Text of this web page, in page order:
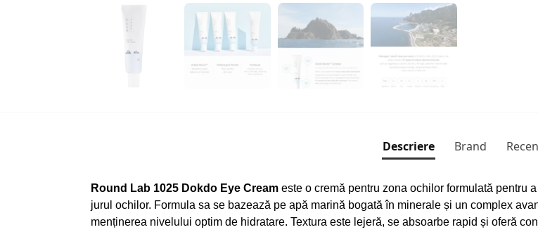
Descriere Brand
Round Lab 1025 Dokdo Eye Creameste o cremă pentru zona ochilor formulată pentru
jurul ochilor. Formula sa se bazează pe apă marină bogată în minerale și un complex
menținerea nivelului optim de hidratare. Textura este lejeră, se absoarbe rapid și oferă